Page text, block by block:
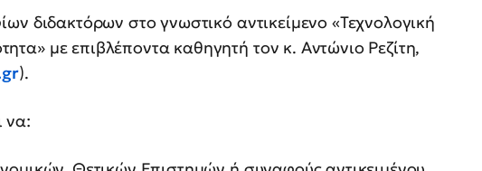
διδακτόρων στο γνωστικό αντικείμενο «Τεχνολογική
με επιβλέποντα καθηγητή τον κ. Αντώνιο Ρεζίτη,
).
να: